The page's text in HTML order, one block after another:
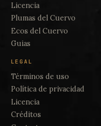
Licencia
Plumas del Cuervo
Ecos del Cuervo
Guias
LEGAL
Términos de uso
Política de privacidad
Licencia
Créditos